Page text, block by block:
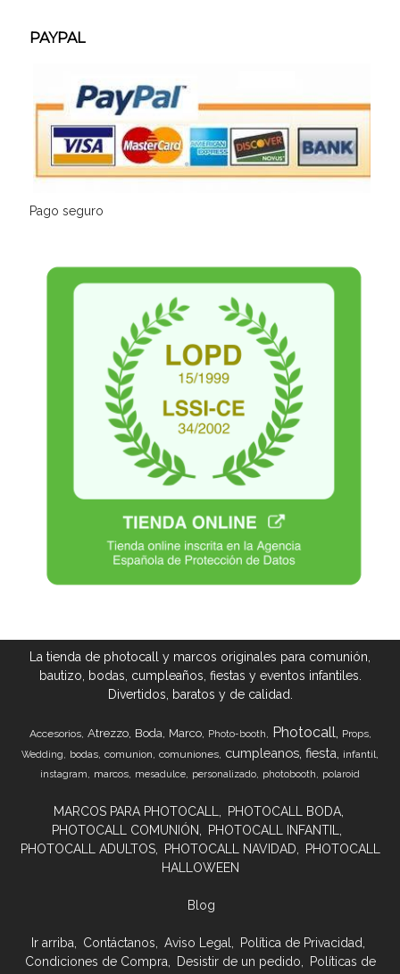
PAYPAL
Pago seguro
La tienda de photocall y marcos originales para comunión,
bautizo, bodas, cumpleaños, fiestas y eventos infantiles.
Divertidos, baratos y de calidad.
Accesorios Atrezzo Boda Marco Photo-booth Photocall Props
Wedding bodas comunion comuniones cumpleanos fiesta infantil
instagram marcos mesadulce personalizado photobooth polaroid
MARCOS PARA PHOTOCALL
PHOTOCALL BODA
PHOTOCALL COMUNIÓN
PHOTOCALL INFANTIL
PHOTOCALL ADULTOS
PHOTOCALL NAVIDAD
PHOTOCALL
HALLOWEEN
Blog
Ir arriba Contáctanos Aviso Legal
Política de Privacidad
Condiciones de Compra
Desistir de un pedido
Políticas de